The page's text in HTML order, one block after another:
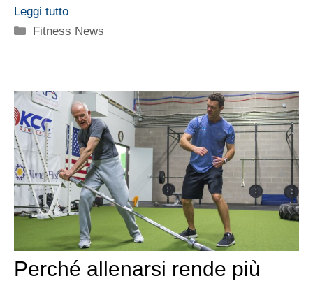
Leggi tutto
Categorie
Fitness News
Perché allenarsi rende più